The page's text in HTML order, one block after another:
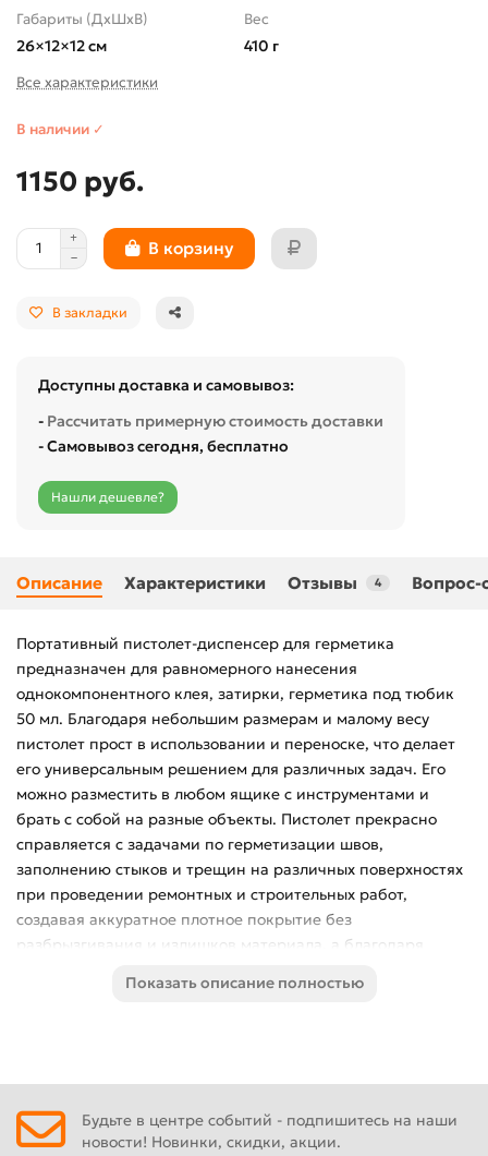
Габариты (ДхШхВ)
26×12×12 см
Вес
410 г
Все характеристики
В наличии ✓
1150 руб.
В корзину
В закладки
Доступны доставка и самовывоз:
- Рассчитать примерную стоимость доставки
- Самовывоз сегодня, бесплатно
Нашли дешевле?
Описание Характеристики Отзывы 4 Вопрос-
Портативный пистолет-диспенсер для герметика
предназначен для равномерного нанесения
однокомпонентного клея, затирки, герметика под тюбик
50 мл. Благодаря небольшим размерам и малому весу
пистолет прост в использовании и переноске, что делает
его универсальным решением для различных задач. Его
можно разместить в любом ящике с инструментами и
брать с собой на разные объекты. Пистолет прекрасно
справляется с задачами по герметизации швов,
заполнению стыков и трещин на различных поверхностях
при проведении ремонтных и строительных работ,
создавая аккуратное плотное покрытие без
разбрызгивания и излишков материала, а благодаря
легко выбрать желаемый вид шва. Особенности: Простая
припоями и флюсами для пайки, иными составами,
Контроль количества наносимого клея для экономии
Показать описание полностью
Будьте в центре событий - подпишитесь на наши
новости! Новинки, скидки, акции.